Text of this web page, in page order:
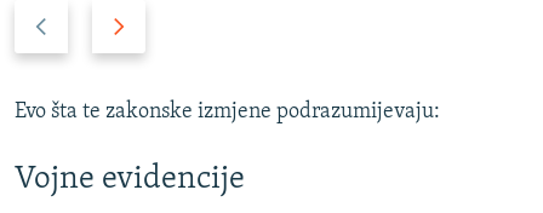
t
o
e
Evo šta te zakonske izmjene podrazumijevaju:
Vojne evidencije